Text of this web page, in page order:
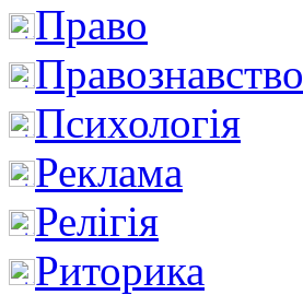
Право
Правознавство
Психологія
Реклама
Релігія
Риторика